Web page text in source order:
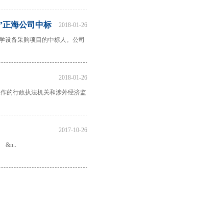
正海公司中标 2018-01-26
设备采购项目的中标人。公司
2018-01-26
的行政执法机关和涉外经济监
2017-10-26
&n..